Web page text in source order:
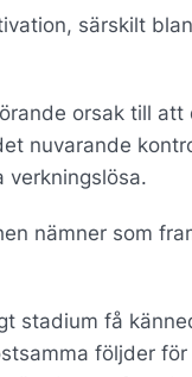
särskilt
orsak till
nuvarande
verkningslösa.
nämner som
stadium få
följder